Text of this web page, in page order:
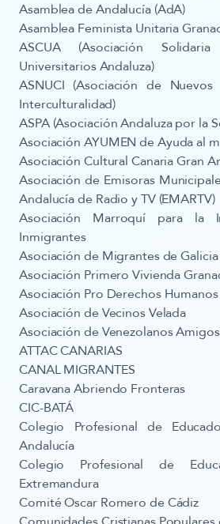
​Asamblea de Andalucía (AdA)
Asamblea Feminista Unitaria
ASCUA (Asociación
Universitarios Andaluza)
ASNUCI (Asociación de
Interculturalidad)
ASPA (Asociación Andaluza por la
Asociación AYUMEN de Ayuda al
Asociación Cultural Canaria Gran
Asociación de Emisoras
Andalucía de Radio y TV (EMARTV)
Asociación Marroquí para la
Inmigrantes
Asociación de Migrantes de
Asociación Primero Vivienda
​Asociación Pro Derechos
Asociación de Vecinos Velada
Asociación de Venezolanos
ATTAC CANARIAS
CANAL MIGRANTES
Caravana Abriendo Fronteras
CIC-BATÁ
Colegio Profesional de
Andalucía
Colegio Profesional de
Extremandura
Comité Oscar Romero de Cádiz